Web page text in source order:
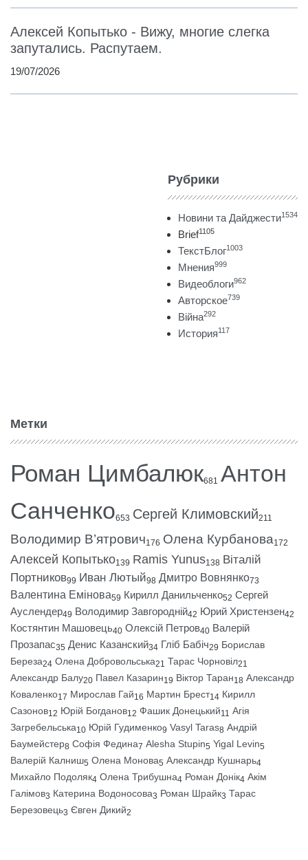
Алексей Копытько - Вижу, многие слегка
запутались. Распутаем.
19/07/2026
Рубрики
Новини та Дайджести1534
Brief1105
ТекстБлог1003
Мнения999
Видеоблоги962
Авторское739
Війна292
История117
Метки
Роман Цимбалюк681 Антон
Санченко653 Сергей Климовский211
Володимир В’ятрович176 Олена Курбанова172
Алексей Копытько139 Ramis Yunus138 Віталій
Портников99 Иван Лютый98 Дмитро Вовнянко73
Валентина Емінова59 Кирилл Данильченко52 Сергей
Ауслендер49 Володимир Завгородній42 Юрий Христензен42
Костянтин Машовець40 Олексій Петров40 Валерій
Прозапас35 Денис Казанский34 Гліб Бабіч29 Борислав
Береза24 Олена Добровольська21 Тарас Чорновіл21
Александр Балу20 Павел Казарин19 Віктор Таран18 Александр
Коваленко17 Мирослав Гай16 Мартин Брест14 Кирилл
Сазонов12 Юрій Богданов12 Фашик Донецький11 Агія
Загребельська10 Юрій Гудименко9 Vasyl Taras8 Андрій
Баумейстер8 Софія Федина7 Alesha Stupin5 Yigal Levin5
Валерій Калниш5 Олена Монова5 Александр Кушнарь4
Михайло Подоляк4 Олена Трибушна4 Роман Донік4 Акім
Галімов3 Катерина Водоносова3 Роман Шрайк3 Тарас
Березовець3 Євген Дикий2